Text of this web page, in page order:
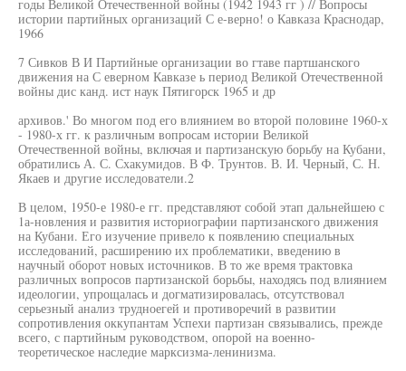
годы Великой Отечественной войны (1942 1943 гг ) // Вопросы
истории партийных организаций С е-верно! о Кавказа Краснодар,
1966
7 Сивков В И Партийные организации во гтаве партшанского
движения на С еверном Кавказе ь период Великой Отечественной
войны дис канд. ист наук Пятигорск 1965 и др
архивов.' Во многом под его влиянием во второй половине 1960-х
- 1980-х гг. к различным вопросам истории Великой
Отечественной войны, включая и партизанскую борьбу на Кубани,
обратились А. С. Схакумидов. В Ф. Трунтов. В. И. Черный, С. Н.
Якаев и другие исследователи.2
В целом, 1950-е 1980-е гг. представляют собой этап дальнейшею с
1а-новления и развития историографии партизанского движения
на Кубани. Его изучение привело к появлению специальных
исследований, расширению их проблематики, введению в
научный оборот новых источников. В то же время трактовка
различных вопросов партизанской борьбы, находясь под влиянием
идеологии, упрощалась и догматизировалась, отсутствовал
серьезный анализ трудноегей и противоречий в развитии
сопротивления оккупантам Успехи партизан связывались, прежде
всего, с партийным руководством, опорой на военно-
теоретическое наследие марксизма-ленинизма.